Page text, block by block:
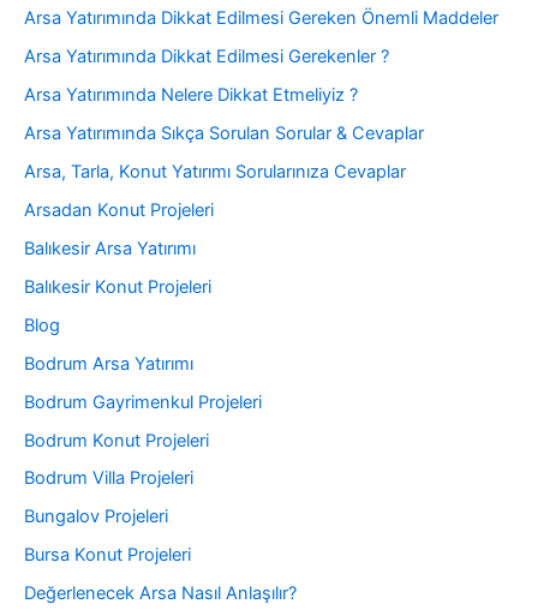
Arsa Yatırımında Dikkat Edilmesi Gereken Önemli Maddeler
Arsa Yatırımında Dikkat Edilmesi Gerekenler ?
Arsa Yatırımında Nelere Dikkat Etmeliyiz ?
Arsa Yatırımında Sıkça Sorulan Sorular & Cevaplar
Arsa, Tarla, Konut Yatırımı Sorularınıza Cevaplar
Arsadan Konut Projeleri
Balıkesir Arsa Yatırımı
Balıkesir Konut Projeleri
Blog
Bodrum Arsa Yatırımı
Bodrum Gayrimenkul Projeleri
Bodrum Konut Projeleri
Bodrum Villa Projeleri
Bungalov Projeleri
Bursa Konut Projeleri
Değerlenecek Arsa Nasıl Anlaşılır?